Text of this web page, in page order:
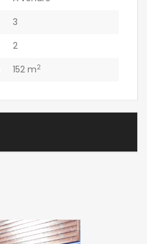
3
2
152 m2